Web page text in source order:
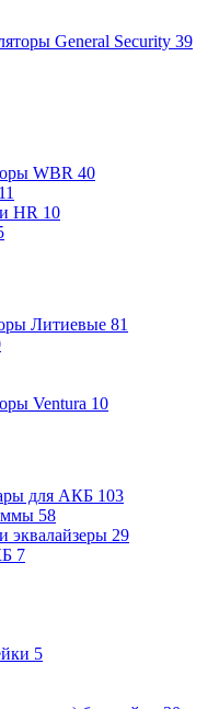
General Security 39
WBR 40
11
HR 10
Литиевые 81
Ventura 10
для АКБ 103
58
эквалайзеры 29
7
5